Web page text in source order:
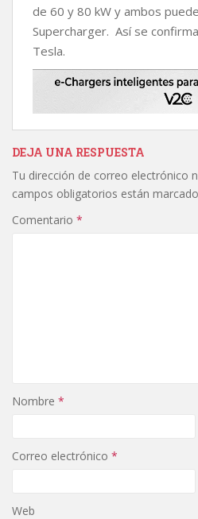
de 60 y 80 kW y ambos
Supercharger. Así se
Tesla.
DEJA UNA RESPUESTA
Tu dirección de correo electrónico
campos obligatorios están
Comentario *
Nombre *
Correo electrónico *
Web